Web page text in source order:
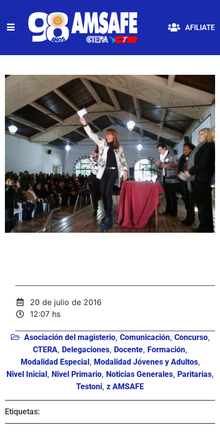
AFILIATE
20 de julio de 2016
12:07 hs
Asociación del magisterio, Comunicación, Concurso,
CTERA, Delegaciones, Docente, Formación,
Modalidad Especial, Modalidad Jóvenes y Adultos,
Nivel Inicial, Nivel Primario, Noticias Generales, Paritarias,
Testoni, z AMSAFE
Etiquetas: